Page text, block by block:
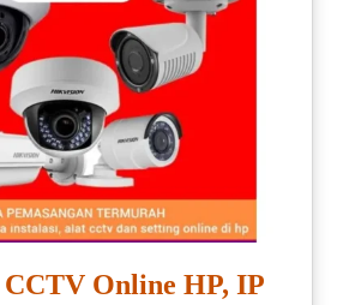
CCTV Online HP, IP